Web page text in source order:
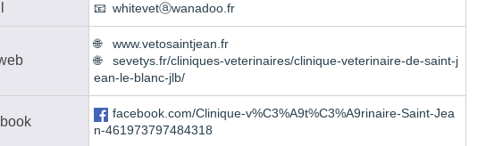
whitevetⓐwanadoo.fr
www.vetosaintjean.fr
sevetys.fr/cliniques-veterinaires/clinique-veterinaire-de-saint-j
ean-le-blanc-jlb/
facebook.com/Clinique-v%C3%A9t%C3%A9rinaire-Saint-Jea
n-461973797484318